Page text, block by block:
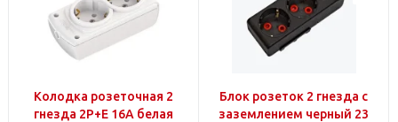
Колодка розеточная 2
гнезда 2P+E 16А белая
Блок розеток 2 гнезда с
заземлением черный 23